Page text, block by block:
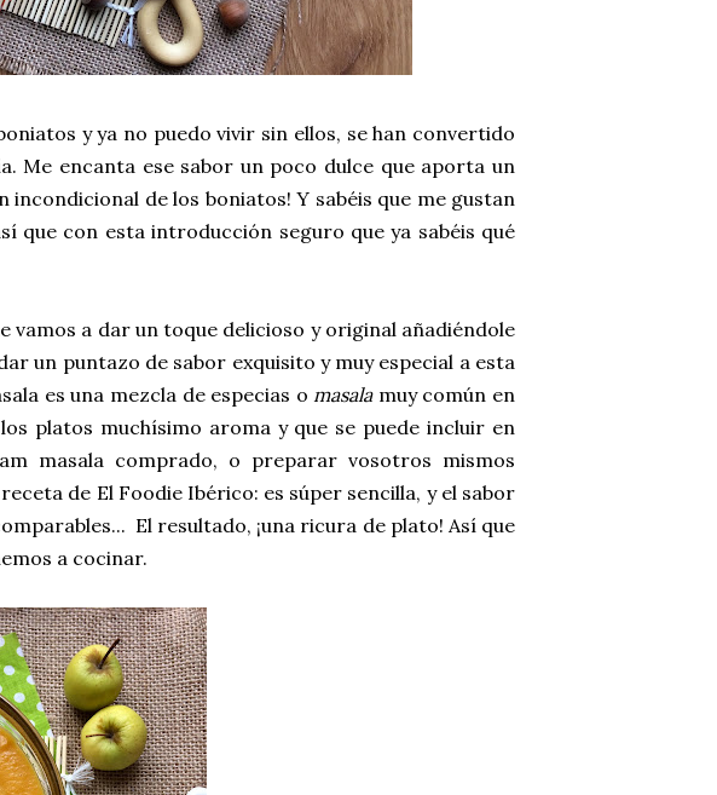
y ya no puedo vivir sin ellos, se han convertido
Me encanta ese sabor un poco dulce que aporta un
de los boniatos! Y sabéis que me gustan
que con esta introducción seguro que ya sabéis qué
vamos a dar un toque delicioso y original añadiéndole
un puntazo de sabor exquisito y muy especial a esta
es una mezcla de especias o masala muy común en
platos muchísimo aroma y que se puede incluir en
masala comprado, o preparar vosotros mismos
de El Foodie Ibérico: es súper sencilla, y el sabor
El resultado, ¡una ricura de plato! Así que
a cocinar.